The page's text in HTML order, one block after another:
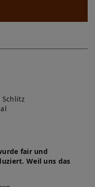
fair und
Weil uns das